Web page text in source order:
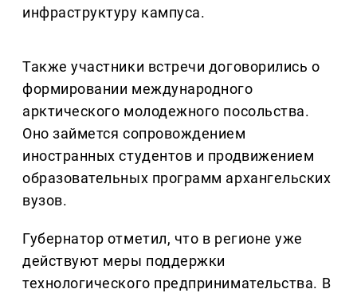
инфраструктуру кампуса.
Также участники встречи договорились о
формировании международного
арктического молодежного посольства.
Оно займется сопровождением
иностранных студентов и продвижением
образовательных программ архангельских
вузов.
Губернатор отметил, что в регионе уже
действуют меры поддержки
технологического предпринимательства. В